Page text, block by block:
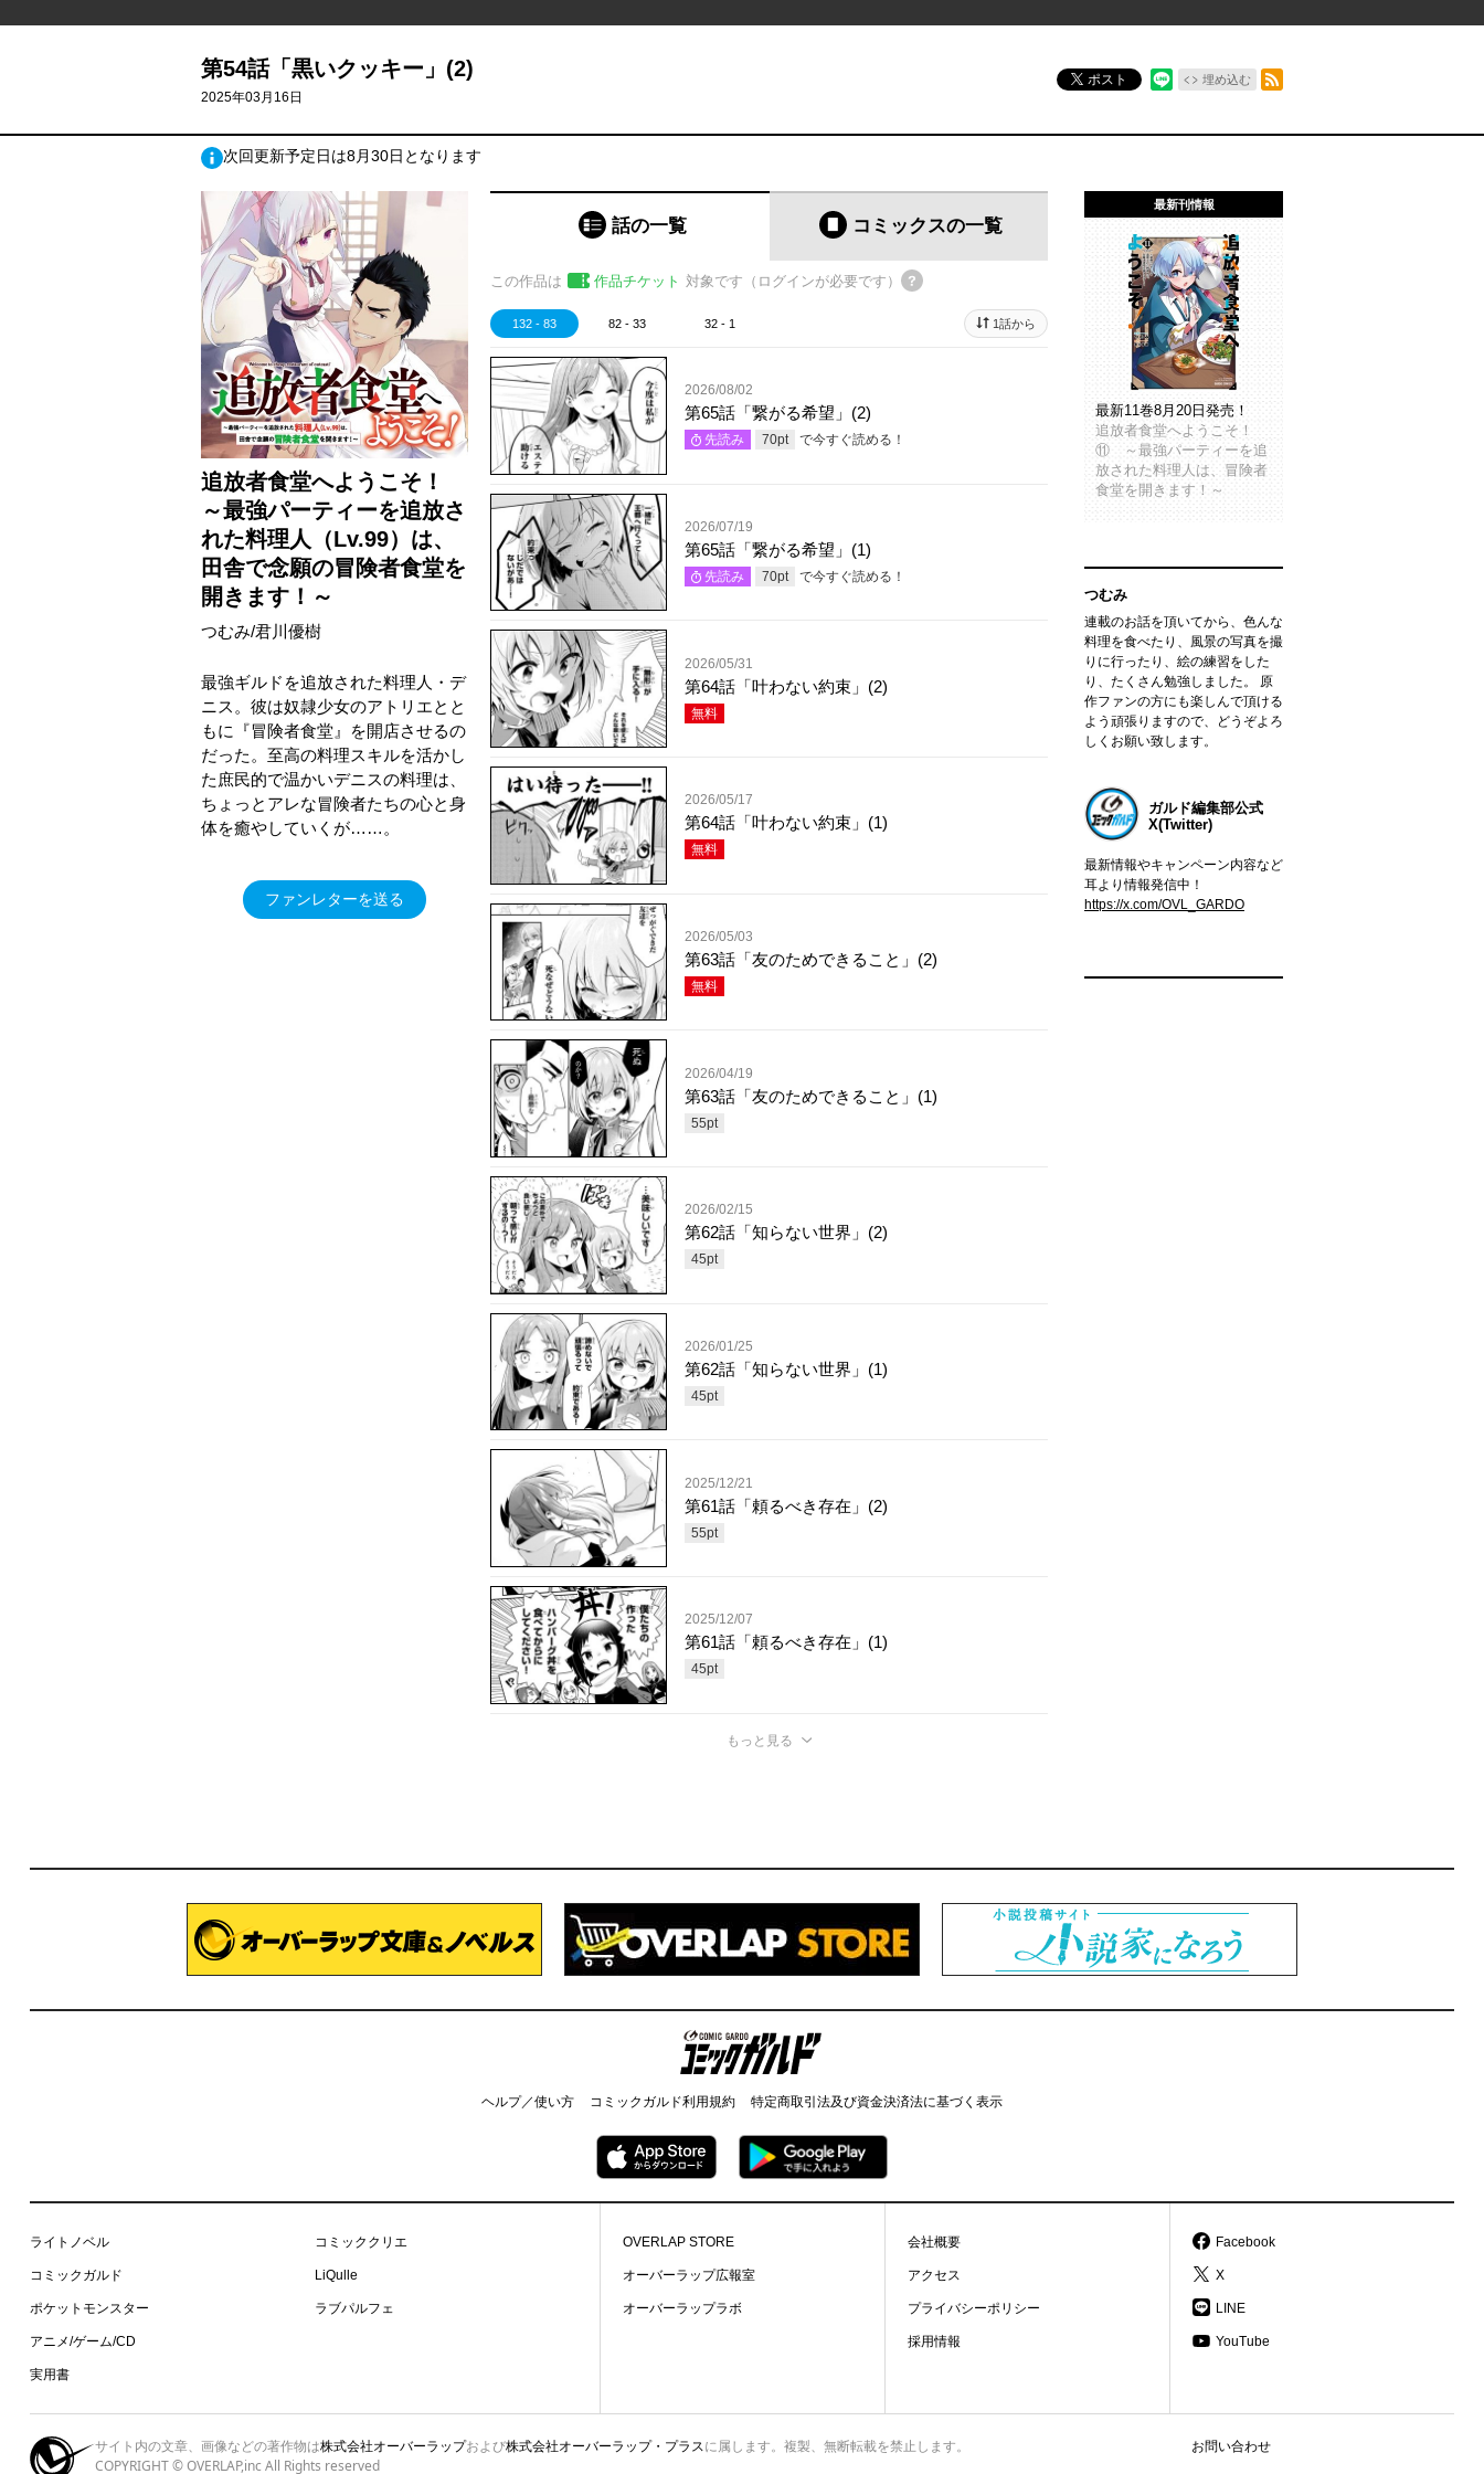
第54話「黒いクッキー」(2)
2025年03月16日
ポスト 埋め込む
次回更新予定日は8月30日となります
追放者食堂へようこそ！
～最強パーティーを追放さ
れた料理人（Lv.99）は、
田舎で念願の冒険者食堂を
開きます！～
つむみ/君川優樹
最強ギルドを追放された料理人・デ
ニス。彼は奴隷少女のアトリエとと
もに『冒険者食堂』を開店させるの
だった。至高の料理スキルを活かし
た庶民的で温かいデニスの料理は、
ちょっとアレな冒険者たちの心と身
体を癒やしていくが……。
ファンレターを送る
話の一覧 コミックスの一覧
この作品は 作品チケット 対象です（ログインが必要です）
132 - 83 82 - 33 32 - 1 1話から
2026/08/02
第65話「繋がる希望」(2)
先読み 70pt で今すぐ読める！
2026/07/19
第65話「繋がる希望」(1)
先読み 70pt で今すぐ読める！
2026/05/31
第64話「叶わない約束」(2)
無料
2026/05/17
第64話「叶わない約束」(1)
無料
2026/05/03
第63話「友のためできること」(2)
無料
2026/04/19
第63話「友のためできること」(1)
55pt
2026/02/15
第62話「知らない世界」(2)
45pt
2026/01/25
第62話「知らない世界」(1)
45pt
2025/12/21
第61話「頼るべき存在」(2)
55pt
2025/12/07
第61話「頼るべき存在」(1)
45pt
もっと見る
最新刊情報
最新11巻8月20日発売！
追放者食堂へようこそ！
⑪ ～最強パーティーを追
放された料理人は、冒険者
食堂を開きます！～
つむみ
連載のお話を頂いてから、色んな
料理を食べたり、風景の写真を撮
りに行ったり、絵の練習をした
り、たくさん勉強しました。 原
作ファンの方にも楽しんで頂ける
よう頑張りますので、どうぞよろ
しくお願い致します。
ガルド編集部公式
X(Twitter)
最新情報やキャンペーン内容など
耳より情報発信中！
https://x.com/OVL_GARDO
コミックガルド
ヘルプ／使い方 コミックガルド利用規約 特定商取引法及び資金決済法に基づく表示
ライトノベル
コミックガルド
ポケットモンスター
アニメ/ゲーム/CD
実用書
コミッククリエ
LiQulle
ラブパルフェ
OVERLAP STORE
オーバーラップ広報室
オーバーラップラボ
会社概要
アクセス
プライバシーポリシー
採用情報
Facebook
X
LINE
YouTube
お問い合わせ
サイト内の文章、画像などの著作物は株式会社オーバーラップおよび株式会社オーバーラップ・プラス に属します。複製、無断転載を禁止します。
COPYRIGHT © OVERLAP,inc All Rights reserved